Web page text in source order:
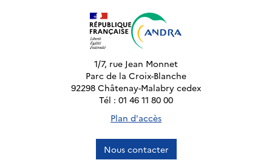
1/7, rue Jean Monnet
Parc de la Croix-Blanche
92298 Châtenay-Malabry cedex
Tél : 01 46 11 80 00
Plan d'accès
Nous contacter